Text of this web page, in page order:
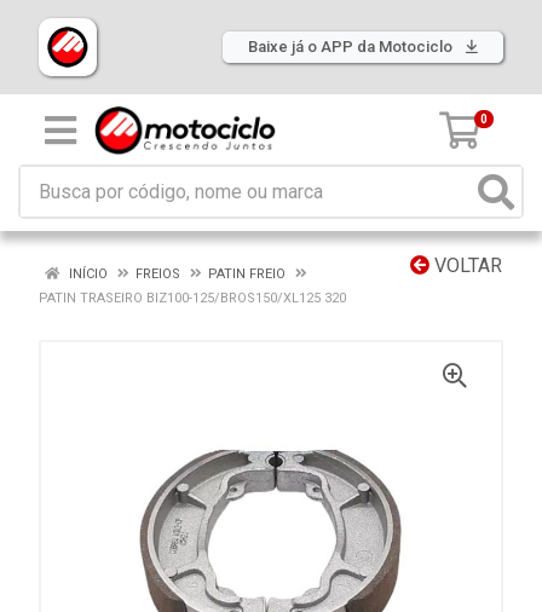
Baixe já o APP da Motociclo
0
VOLTAR
INÍCIO FREIOS
PATIN FREIO
PATIN TRASEIRO BIZ100-125/BROS150/XL125 320